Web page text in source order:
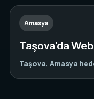
Amasya
Taşova'da
Taşova, Amasya